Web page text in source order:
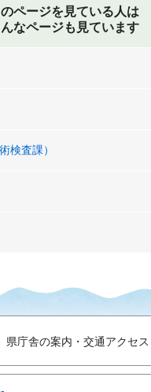
ページを見ている人は
んなページも見ています
検査課）
県庁舎の案内・交通アクセス